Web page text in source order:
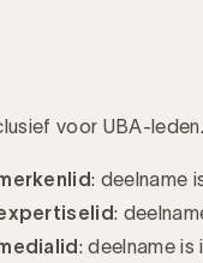
voor UBA-leden.
: deelname
:
: deelname is